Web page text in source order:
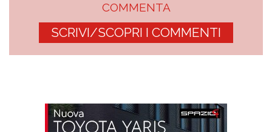
COMMENTA
SCRIVI/SCOPRI I COMMENTI